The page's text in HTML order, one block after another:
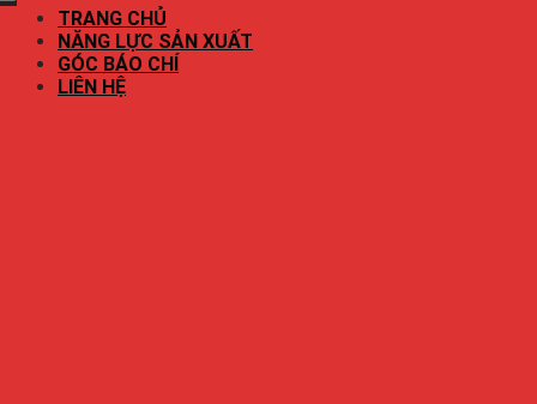
TRANG CHỦ
NĂNG LỰC SẢN XUẤT
GÓC BÁO CHÍ
LIÊN HỆ